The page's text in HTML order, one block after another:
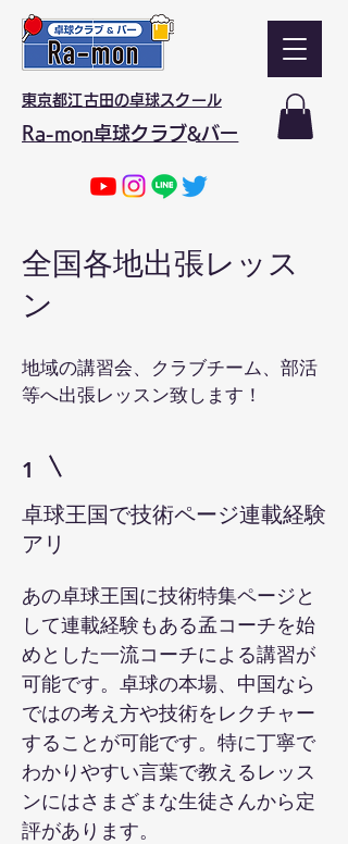
東京都江古田の卓球スクール
Ra-mon卓球クラブ&バー
全国各地出張レッス
ン
地域の​講習会、クラブチーム、部活
等へ出張レッスン致します！
1
卓球王国で技術ページ連載経験
アリ
​あの卓球王国に技術特集ページと
して連載経験もある孟コーチを始
めとした一流コーチによる講習が
可能です。卓球の本場、中国なら
ではの考え方や技術をレクチャー
することが可能です。特に丁寧で
わかりやすい言葉で教えるレッス
ンにはさまざまな生徒さんから定
評があります。